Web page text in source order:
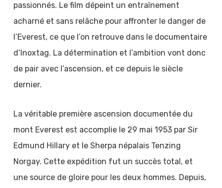
passionnés. Le film dépeint un entraînement
acharné et sans relâche pour affronter le danger de
l’Everest, ce que l’on retrouve dans le documentaire
d’Inoxtag. La détermination et l’ambition vont donc
de pair avec l’ascension, et ce depuis le siècle
dernier.
La véritable première ascension documentée du
mont Everest est accomplie le 29 mai 1953 par Sir
Edmund Hillary et le Sherpa népalais Tenzing
Norgay. Cette expédition fut un succès total, et
une source de gloire pour les deux hommes. Depuis,